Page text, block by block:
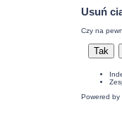
Usuń
Czy na
Powered by